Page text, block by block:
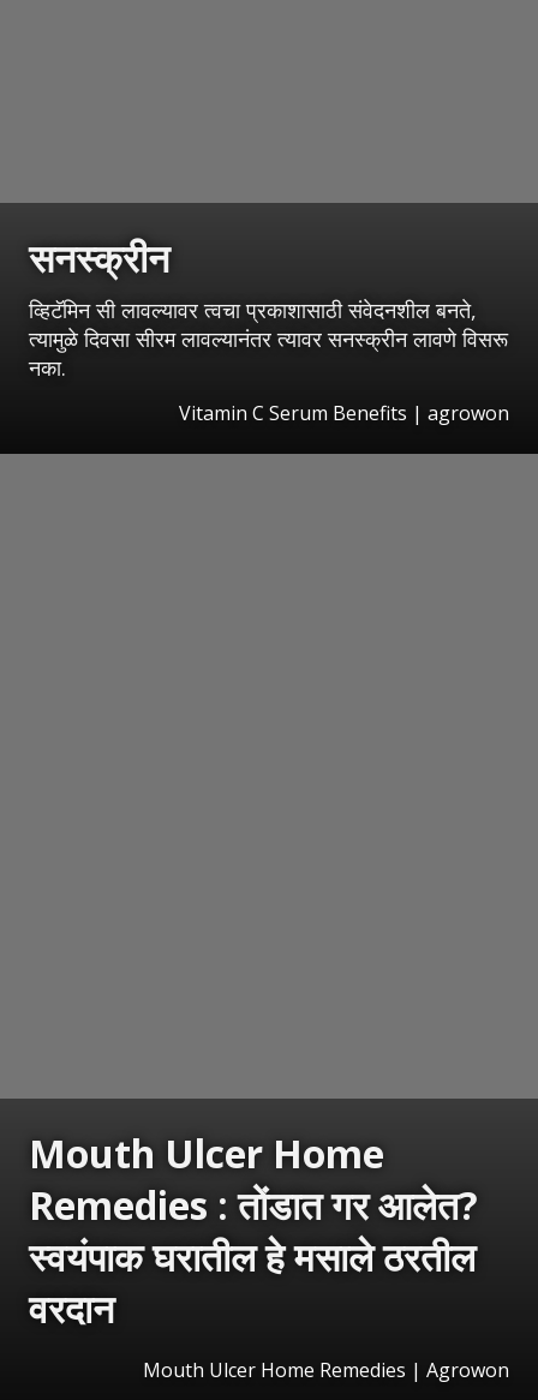
सनस्क्रीन
व्हिटॅमिन सी लावल्यावर त्वचा प्रकाशासाठी संवेदनशील बनते,
त्यामुळे दिवसा सीरम लावल्यानंतर त्यावर सनस्क्रीन लावणे विसरू
नका.
Vitamin C Serum Benefits | agrowon
Mouth Ulcer Home
Remedies : तोंडात गर आलेत?
स्वयंपाक घरातील हे मसाले ठरतील
वरदान
Mouth Ulcer Home Remedies | Agrowon